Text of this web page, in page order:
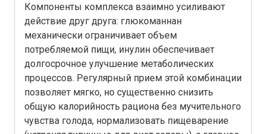
Компоненты комплекса взаимно усиливают
действие друг друга: глюкоманнан
механически ограничивает объем
потребляемой пищи, инулин обеспечивает
долгосрочное улучшение метаболических
процессов. Регулярный прием этой комбинации
позволяет мягко, но существенно снизить
общую калорийность рациона без мучительного
чувства голода, нормализовать пищеварение